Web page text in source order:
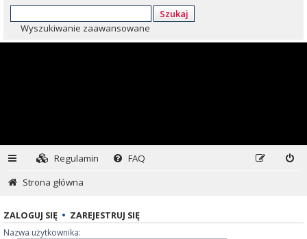
Szukaj
Wyszukiwanie zaawansowane
Regulamin
FAQ
Strona główna
ZALOGUJ SIĘ • ZAREJESTRUJ SIĘ
Nazwa użytkownika: